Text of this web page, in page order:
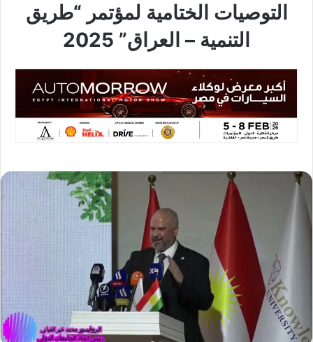
التوصيات الختامية لمؤتمر “طريق
التنمية – العراق” 2025